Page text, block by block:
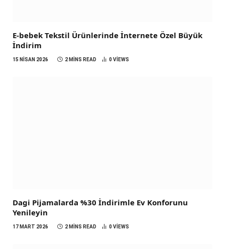
E-bebek Tekstil Ürünlerinde İnternete Özel Büyük
İndirim
15 NISAN 2026 2 MINS READ 0 VIEWS
Dagi Pijamalarda %30 İndirimle Ev Konforunu
Yenileyin
17 MART 2026 2 MINS READ 0 VIEWS